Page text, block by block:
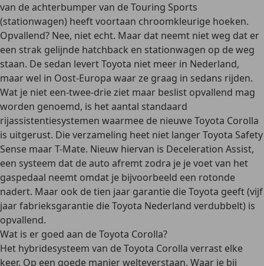
van de achterbumper van de Touring Sports
(stationwagen) heeft voortaan chroomkleurige hoeken.
Opvallend? Nee, niet echt. Maar dat neemt niet weg dat er
een strak gelijnde hatchback en stationwagen op de weg
staan. De sedan levert Toyota niet meer in Nederland,
maar wel in Oost-Europa waar ze graag in sedans rijden.
Wat je niet een-twee-drie ziet maar beslist opvallend mag
worden genoemd, is het aantal standaard
rijassistentiesystemen waarmee de nieuwe Toyota Corolla
is uitgerust. Die verzameling heet niet langer Toyota Safety
Sense maar T-Mate. Nieuw hiervan is Deceleration Assist,
een systeem dat de auto afremt zodra je je voet van het
gaspedaal neemt omdat je bijvoorbeeld een rotonde
nadert. Maar ook de tien jaar garantie die Toyota geeft (vijf
jaar fabrieksgarantie die Toyota Nederland verdubbelt) is
opvallend.
Wat is er goed aan de Toyota Corolla?
Het hybridesysteem van de Toyota Corolla verrast elke
keer. Op een goede manier welteverstaan. Waar je bij